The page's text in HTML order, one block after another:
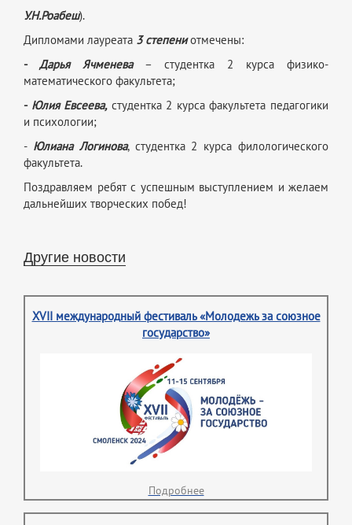
У.Н.Роабеш).
Дипломами лауреата 3 степениотмечены:
- Дарья Ячменева– студентка 2 курса физико-
математического факультета;
- Юлия Евсеева, студентка 2 курса факультета педагогики
и психологии;
- Юлиана Логинова, студентка 2 курса филологического
факультета.
Поздравляем ребят с успешным выступлением и желаем
дальнейших творческих побед!
Другие новости
XVII международный фестиваль «Молодежь за союзное
государство»
Подробнее